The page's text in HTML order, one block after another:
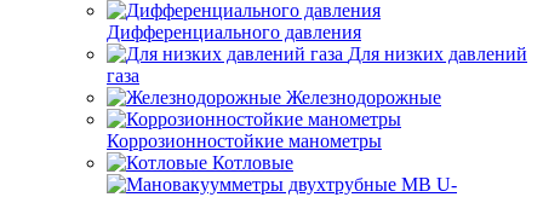
Дифференциального давления
Для низких давлений
газа
Железнодорожные
Коррозионностойкие манометры
Котловые